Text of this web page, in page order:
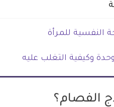
النفسية للمرأة
وكيفية التغلب عليه
الفصام؟